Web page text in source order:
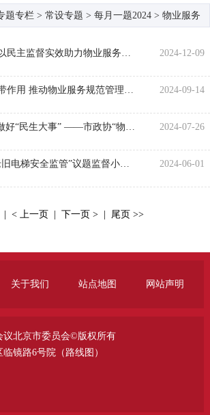
题专栏 > 常设专题 > 每月一题2024 > 物业服务
每月一题聚共识｜以民主监督实效助力物业服务规范管理
2024-12-09
发挥业委会桥梁纽带作用 推动物业服务规范管理——市政协“物业服务规范管理”议题监督小组赴海淀区调研 2024-09-14
聚焦“关键小事”，做好“民生大事” ——市政协“物业服务规范管理”议题监督小组赴朝阳区调研 2024-07-26
市政协“居民住宅老旧电梯安全监管”议题监督小组赴西城区调研 2024-06-01
| < 上一页 | 下一页 > | 尾页 >>
关于我们
站点地图 网站声明
议北京市委员会©版权所有
镜路6号院（ 路线图 ）